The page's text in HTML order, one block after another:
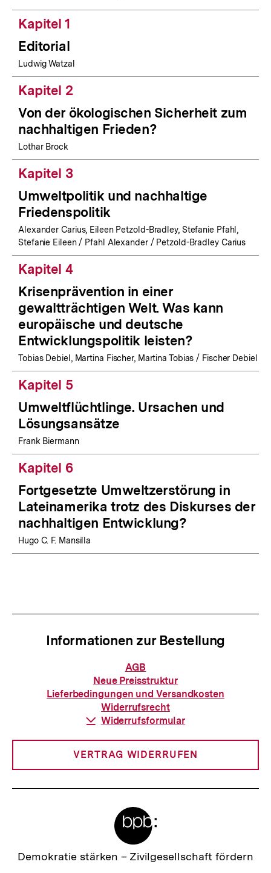
Kapitel 1
Editorial
Ludwig Watzal
Kapitel 2
Von der ökologischen Sicherheit zum
nachhaltigen Frieden?
Lothar Brock
Kapitel 3
Umweltpolitik und nachhaltige
Friedenspolitik
Alexander Carius, Eileen Petzold-Bradley, Stefanie Pfahl,
Stefanie Eileen / Pfahl Alexander / Petzold-Bradley Carius
Kapitel 4
Krisenprävention in einer
gewaltträchtigen Welt. Was kann
europäische und deutsche
Entwicklungspolitik leisten?
Tobias Debiel, Martina Fischer, Martina Tobias / Fischer Debiel
Kapitel 5
Umweltflüchtlinge. Ursachen und
Lösungsansätze
Frank Biermann
Kapitel 6
Fortgesetzte Umweltzerstörung in
Lateinamerika trotz des Diskurses der
nachhaltigen Entwicklung?
Hugo C. F. Mansilla
Informationen zur Bestellung
Informationen
zur
Bestellung
AGB
Neue Preisstruktur
Lieferbedingungen und Versandkosten
Widerrufsrecht
Download-
Widerrufsformular
VERTRAG WIDERRUFEN
Zur
Demokratie stärken – Zivilgesellschaft fördern